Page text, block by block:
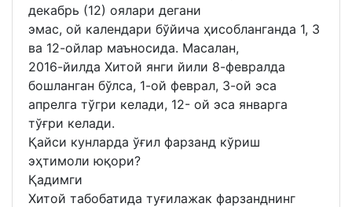
декабрь (12) оялари дегани
эмас, ой календари бўйича ҳисобланганда 1, 3
ва 12-ойлар маъносида. Масалан,
2016-йилда Хитой янги йили 8-февралда
бошланган бўлса, 1-ой феврал, 3-ой эса
апрелга тўгри келади, 12- ой эса январга
тўғри келади.
Қайси кунларда ўғил фарзанд кўриш
эҳтимоли юқори?
Қадимги
Хитой табобатида туғилажак фарзанднинг